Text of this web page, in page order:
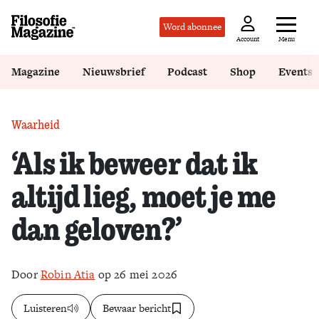
Word abonnee
Account Menu
Magazine Nieuwsbrief Podcast Shop Events
Waarheid
‘Als ik beweer dat ik
altijd lieg, moet je me
dan geloven?’
DoorRobin Atia op 26 mei 2026
Luisteren Bewaar bericht